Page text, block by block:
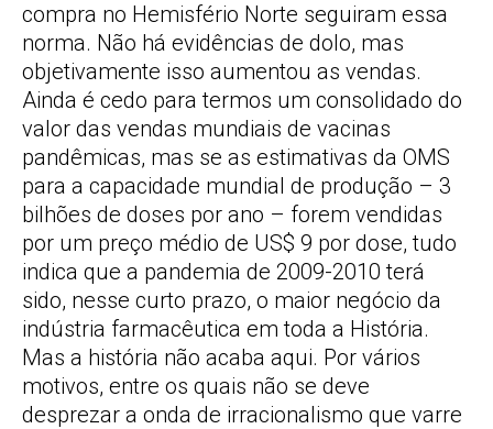
compra no Hemisfério Norte seguiram essa
norma. Não há evidências de dolo, mas
objetivamente isso aumentou as vendas.
Ainda é cedo para termos um consolidado do
valor das vendas mundiais de vacinas
pandêmicas, mas se as estimativas da OMS
para a capacidade mundial de produção – 3
bilhões de doses por ano – forem vendidas
por um preço médio de US$ 9 por dose, tudo
indica que a pandemia de 2009-2010 terá
sido, nesse curto prazo, o maior negócio da
indústria farmacêutica em toda a História.
Mas a história não acaba aqui. Por vários
motivos, entre os quais não se deve
desprezar a onda de irracionalismo que varre